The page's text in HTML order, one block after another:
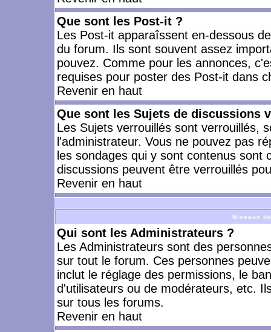
Que sont les Post-it ?
Les Post-it apparaîssent en-dessous
du forum. Ils sont souvent assez
pouvez. Comme pour les annonces,
requises pour poster des Post-it dans
Revenir en haut
Que sont les Sujets de discussions
Les Sujets verrouillés sont verrouillés,
l'administrateur. Vous ne pouvez pas
les sondages qui y sont contenus
discussions peuvent être verrouillés
Revenir en haut
Niveaux
Qui sont les Administrateurs ?
Les Administrateurs sont des
sur tout le forum. Ces personnes
inclut le réglage des permissions, le
d'utilisateurs ou de modérateurs, etc.
sur tous les forums.
Revenir en haut